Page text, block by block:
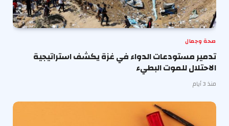
صحة وجمال
تدمير مستودعات الدواء في غزة يكشف استراتيجية
الاحتلال للموت البطيء
منذ 3 أيام